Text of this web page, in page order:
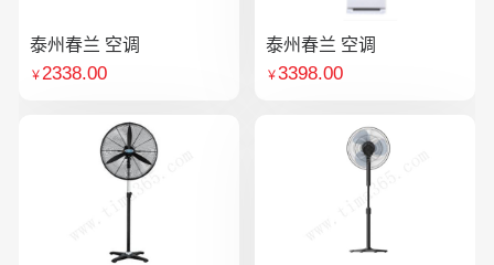
泰州春兰 空调
￥2338.00
泰州春兰 空调
￥3398.00